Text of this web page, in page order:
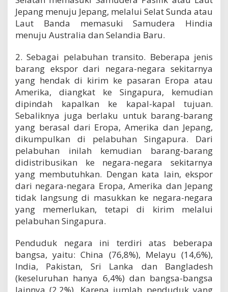
Jepang menuju Jepang, melalui Selat Sunda atau
Laut Banda memasuki Samudera Hindia
menuju Australia dan Selandia Baru.
2. Sebagai pelabuhan transito. Beberapa jenis
barang ekspor dari negara-negara sekitarnya
yang hendak di kirim ke pasaran Eropa atau
Amerika, diangkat ke Singapura, kemudian
dipindah kapalkan ke kapal-kapal tujuan.
Sebaliknya juga berlaku untuk barang-barang
yang berasal dari Eropa, Amerika dan Jepang,
dikumpulkan di pelabuhan Singapura. Dari
pelabuhan inilah kemudian barang-barang
didistribusikan ke negara-negara sekitarnya
yang membutuhkan. Dengan kata lain, ekspor
dari negara-negara Eropa, Amerika dan Jepang
tidak langsung di masukkan ke negara-negara
yang memerlukan, tetapi di kirim melalui
pelabuhan Singapura.
Penduduk negara ini terdiri atas beberapa
bangsa, yaitu: China (76,8%), Melayu (14,6%),
India, Pakistan, Sri Lanka dan Bangladesh
(keseluruhan hanya 6,4%) dan bangsa-bangsa